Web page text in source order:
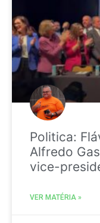
Politica:
Alfredo
vice-
VER MATÉRIA »